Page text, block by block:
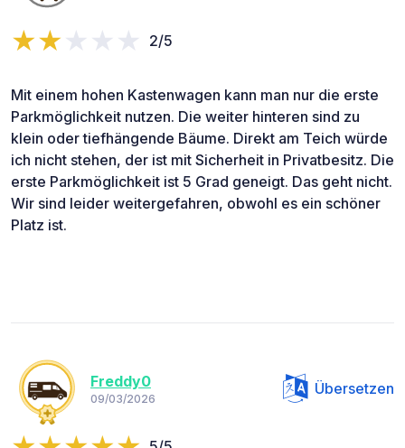
2/5
Mit einem hohen Kastenwagen kann man nur die erste
Parkmöglichkeit nutzen. Die weiter hinteren sind zu
klein oder tiefhängende Bäume. Direkt am Teich würde
ich nicht stehen, der ist mit Sicherheit in Privatbesitz. Die
erste Parkmöglichkeit ist 5 Grad geneigt. Das geht nicht.
Wir sind leider weitergefahren, obwohl es ein schöner
Platz ist.
Freddy0
09/03/2026
Übersetzen